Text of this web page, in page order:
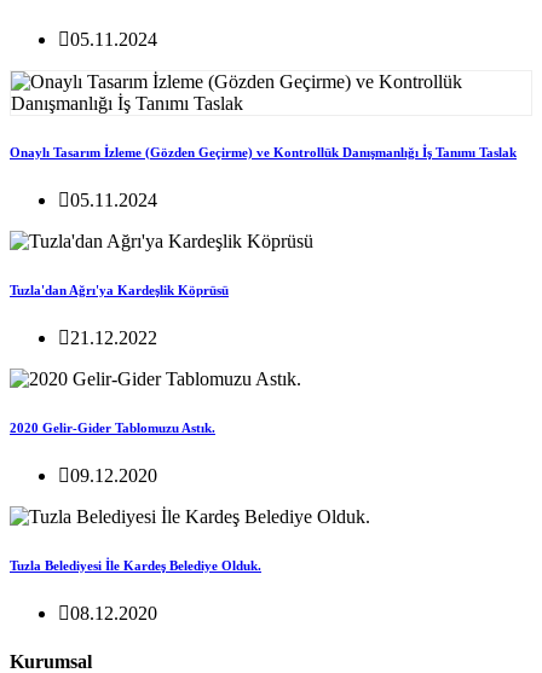
05.11.2024
Onaylı Tasarım İzleme (Gözden Geçirme) ve Kontrollük Danışmanlığı İş Tanımı Taslak
05.11.2024
Tuzla'dan Ağrı'ya Kardeşlik Köprüsü
21.12.2022
2020 Gelir-Gider Tablomuzu Astık.
09.12.2020
Tuzla Belediyesi İle Kardeş Belediye Olduk.
08.12.2020
Kurumsal